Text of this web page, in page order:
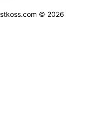
© 2026